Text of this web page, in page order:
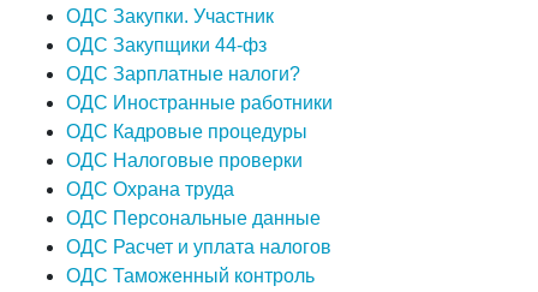
ОДС Закупки. Участник
ОДС Закупщики 44-фз
ОДС Зарплатные налоги?
ОДС Иностранные работники
ОДС Кадровые процедуры
ОДС Налоговые проверки
ОДС Охрана труда
ОДС Персональные данные
ОДС Расчет и уплата налогов
ОДС Таможенный контроль